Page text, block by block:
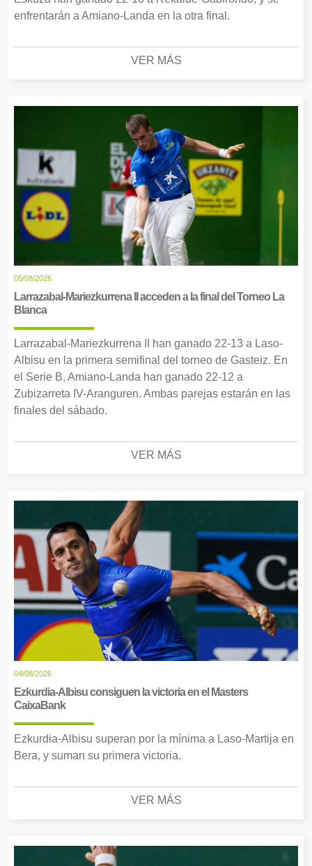
enfrentarán a Amiano-Landa en la otra final.
VER MÁS
05/08/2026
Larrazabal-Mariezkurrena II acceden a la final del Torneo La
Blanca
Larrazabal-Mariezkurrena II han ganado 22-13 a Laso-
Albisu en la primera semifinal del torneo de Gasteiz. En
el Serie B, Amiano-Landa han ganado 22-12 a
Zubizarreta IV-Aranguren. Ambas parejas estarán en las
finales del sábado.
VER MÁS
04/08/2026
Ezkurdia-Albisu consiguen la victoria en el Masters
CaixaBank
Ezkurdia-Albisu superan por la mínima a Laso-Martija en
Bera, y suman su primera victoria.
VER MÁS